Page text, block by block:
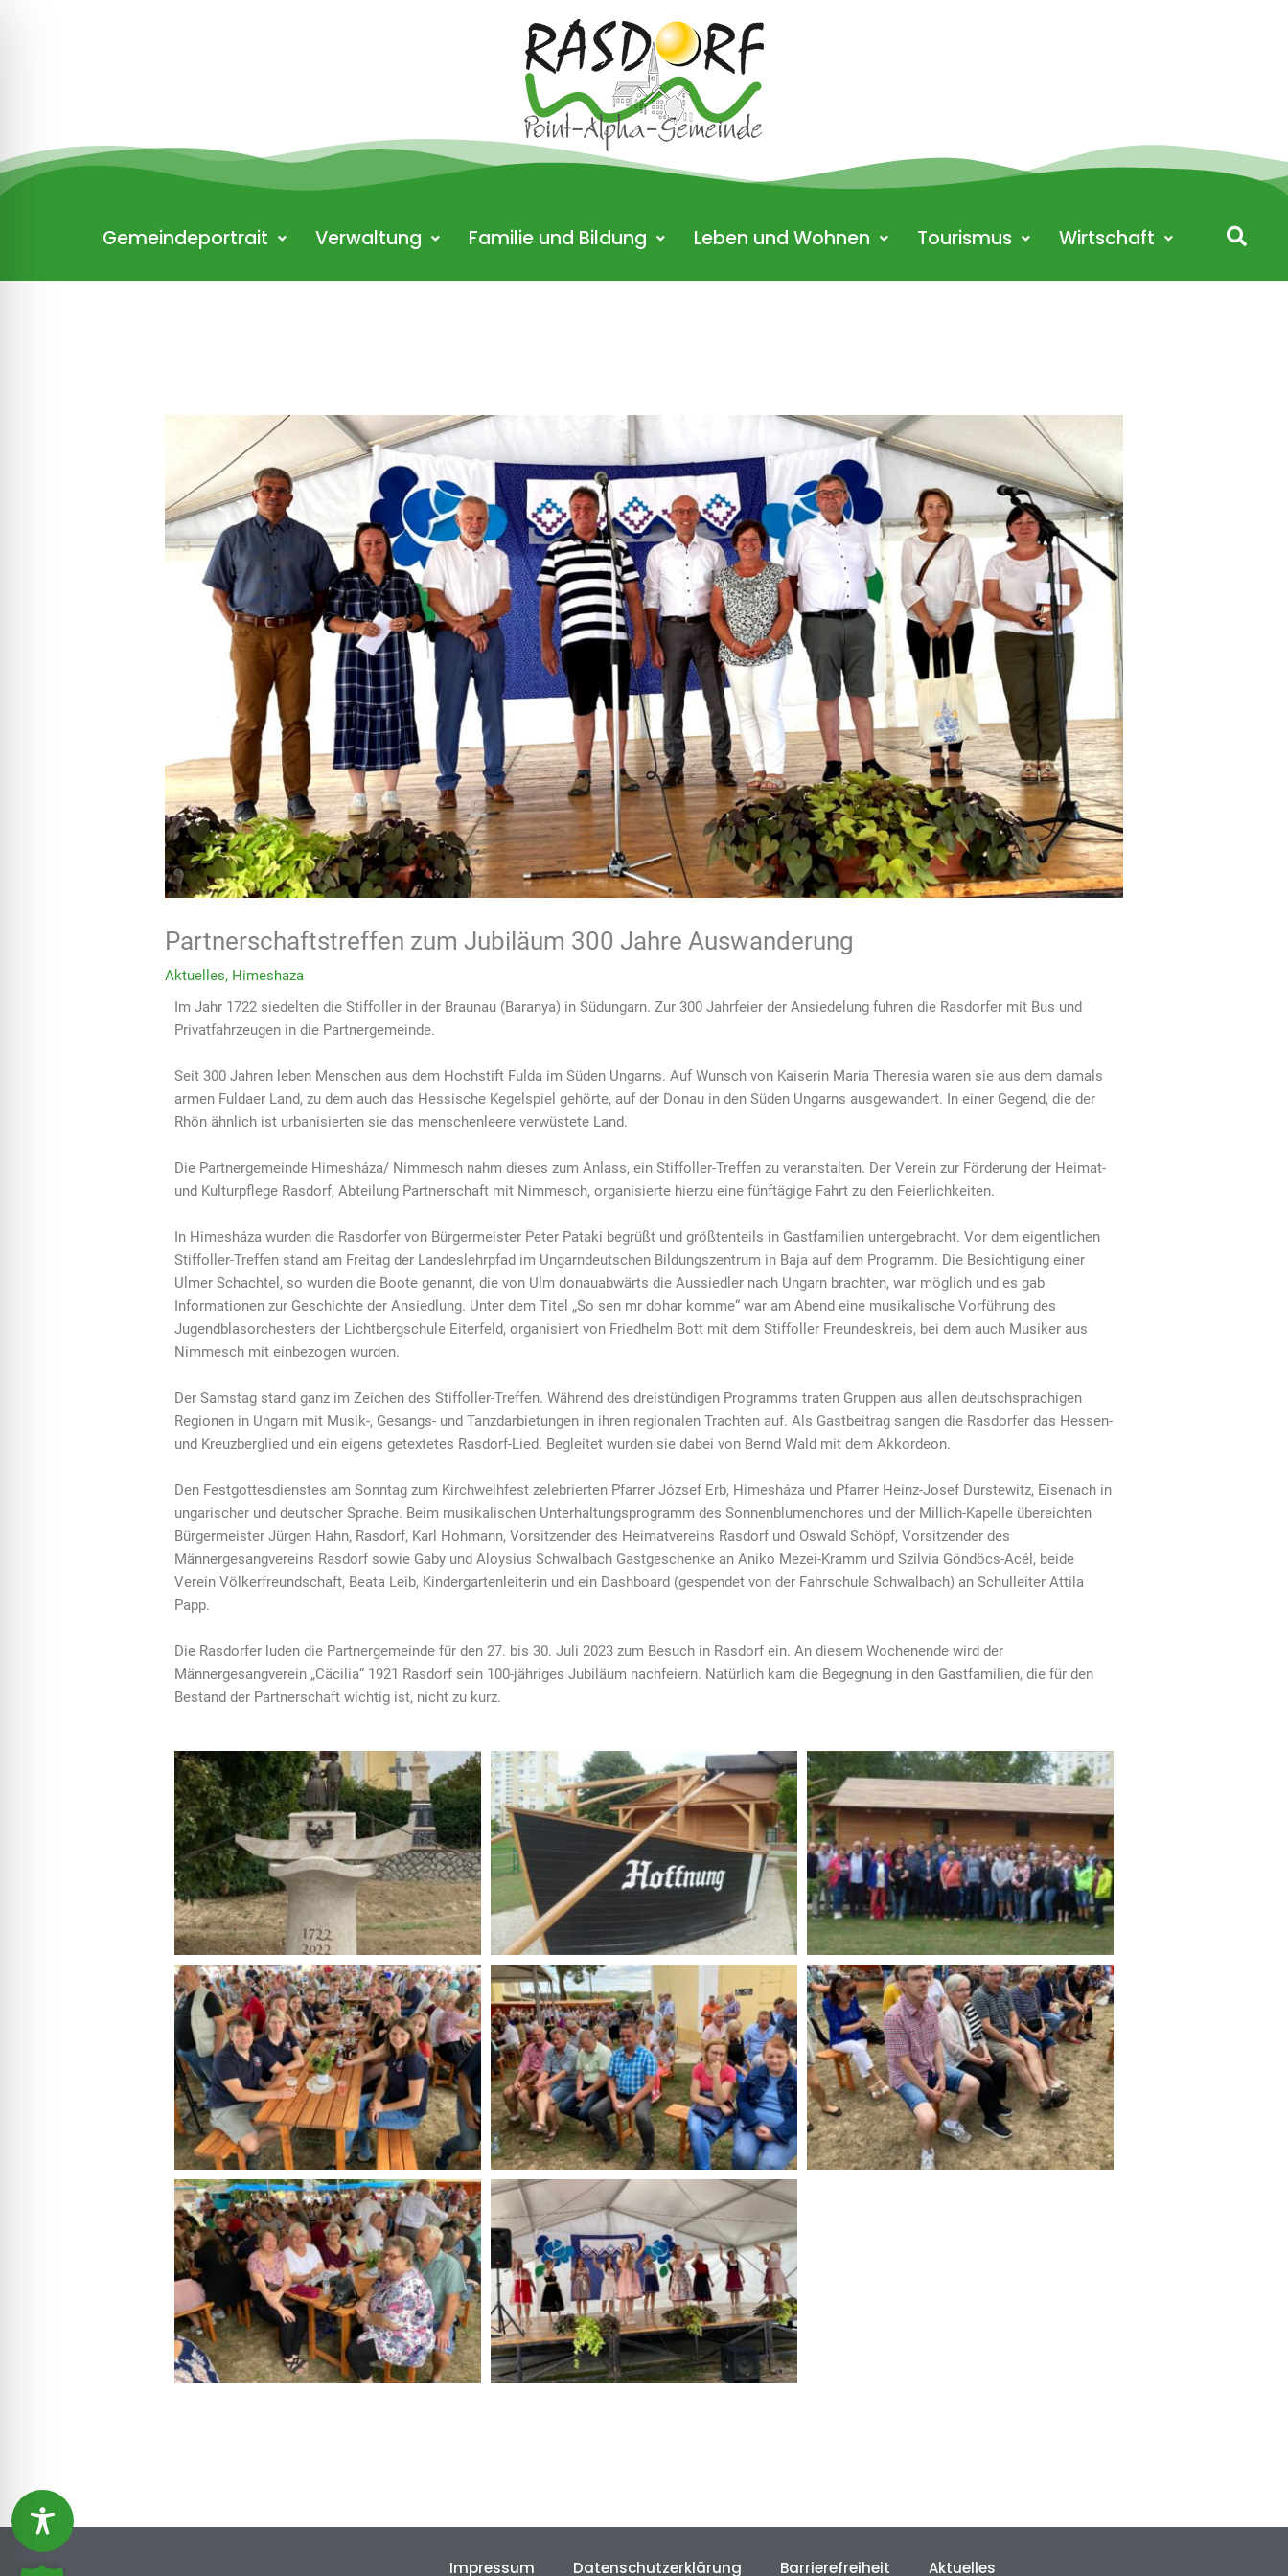
Gemeindeportrait Verwaltung Familie und Bildung Leben und Wohnen Tourismus Wirtschaft
Partnerschaftstreffen zum Jubiläum 300 Jahre Auswanderung
Aktuelles, Himeshaza
Im Jahr 1722 siedelten die Stiffoller in der Braunau (Baranya) in Südungarn. Zur 300 Jahrfeier der Ansiedelung fuhren die Rasdorfer mit Bus und
Privatfahrzeugen in die Partnergemeinde.
Seit 300 Jahren leben Menschen aus dem Hochstift Fulda im Süden Ungarns. Auf Wunsch von Kaiserin Maria Theresia waren sie aus dem damals
armen Fuldaer Land, zu dem auch das Hessische Kegelspiel gehörte, auf der Donau in den Süden Ungarns ausgewandert. In einer Gegend, die der
Rhön ähnlich ist urbanisierten sie das menschenleere verwüstete Land.
Die Partnergemeinde Himesháza/ Nimmesch nahm dieses zum Anlass, ein Stiffoller-Treffen zu veranstalten. Der Verein zur Förderung der Heimat-
und Kulturpflege Rasdorf, Abteilung Partnerschaft mit Nimmesch, organisierte hierzu eine fünftägige Fahrt zu den Feierlichkeiten.
In Himesháza wurden die Rasdorfer von Bürgermeister Peter Pataki begrüßt und größtenteils in Gastfamilien untergebracht. Vor dem eigentlichen
Stiffoller-Treffen stand am Freitag der Landeslehrpfad im Ungarndeutschen Bildungszentrum in Baja auf dem Programm. Die Besichtigung einer
Ulmer Schachtel, so wurden die Boote genannt, die von Ulm donauabwärts die Aussiedler nach Ungarn brachten, war möglich und es gab
Informationen zur Geschichte der Ansiedlung. Unter dem Titel „So sen mr dohar komme“ war am Abend eine musikalische Vorführung des
Jugendblasorchesters der Lichtbergschule Eiterfeld, organisiert von Friedhelm Bott mit dem Stiffoller Freundeskreis, bei dem auch Musiker aus
Nimmesch mit einbezogen wurden.
Der Samstag stand ganz im Zeichen des Stiffoller-Treffen. Während des dreistündigen Programms traten Gruppen aus allen deutschsprachigen
Regionen in Ungarn mit Musik-, Gesangs- und Tanzdarbietungen in ihren regionalen Trachten auf. Als Gastbeitrag sangen die Rasdorfer das Hessen-
und Kreuzberglied und ein eigens getextetes Rasdorf-Lied. Begleitet wurden sie dabei von Bernd Wald mit dem Akkordeon.
Den Festgottesdienstes am Sonntag zum Kirchweihfest zelebrierten Pfarrer József Erb, Himesháza und Pfarrer Heinz-Josef Durstewitz, Eisenach in
ungarischer und deutscher Sprache. Beim musikalischen Unterhaltungsprogramm des Sonnenblumenchores und der Millich-Kapelle übereichten
Bürgermeister Jürgen Hahn, Rasdorf, Karl Hohmann, Vorsitzender des Heimatvereins Rasdorf und Oswald Schöpf, Vorsitzender des
Männergesangvereins Rasdorf sowie Gaby und Aloysius Schwalbach Gastgeschenke an Aniko Mezei-Kramm und Szilvia Göndöcs-Acél, beide
Verein Völkerfreundschaft, Beata Leib, Kindergartenleiterin und ein Dashboard (gespendet von der Fahrschule Schwalbach) an Schulleiter Attila
Papp.
Die Rasdorfer luden die Partnergemeinde für den 27. bis 30. Juli 2023 zum Besuch in Rasdorf ein. An diesem Wochenende wird der
Männergesangverein „Cäcilia“ 1921 Rasdorf sein 100-jähriges Jubiläum nachfeiern. Natürlich kam die Begegnung in den Gastfamilien, die für den
Bestand der Partnerschaft wichtig ist, nicht zu kurz.
Impressum Datenschutzerklärung Barrierefreiheit Aktuelles